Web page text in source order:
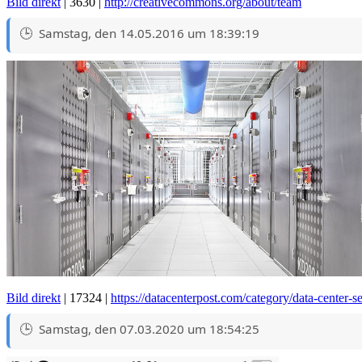
Samstag, den 14.05.2016 um 18:39:19
Bild direkt | 17324 | https://datacenterpost.com/category/data-center-
Samstag, den 07.03.2020 um 18:54:25